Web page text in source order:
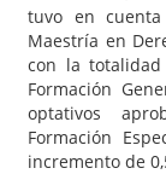
tuvo en
Maestría en
con la
Formación
optativos
Formación
incremento de